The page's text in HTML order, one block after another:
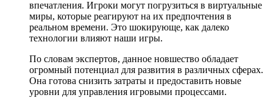
впечатления. Игроки могут погрузиться в виртуальные
миры, которые реагируют на их предпочтения в
реальном времени. Это шокирующе, как далеко
технологии влияют наши игры.
По словам экспертов, данное новшество обладает
огромный потенциал для развития в различных сферах.
Она готова снизить затраты и предоставить новые
уровни для управления игровыми процессами.